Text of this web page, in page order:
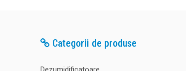
Categorii de produse